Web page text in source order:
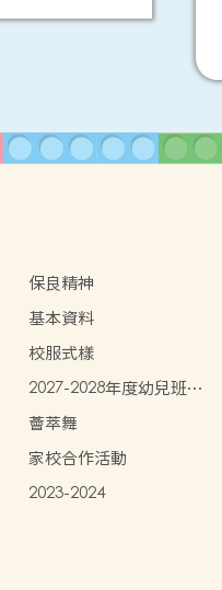
保良精神
基本資料
校服式樣
2027-2028年度幼兒班入
學報名程序
薈萃舞
家校合作活動
2023-2024